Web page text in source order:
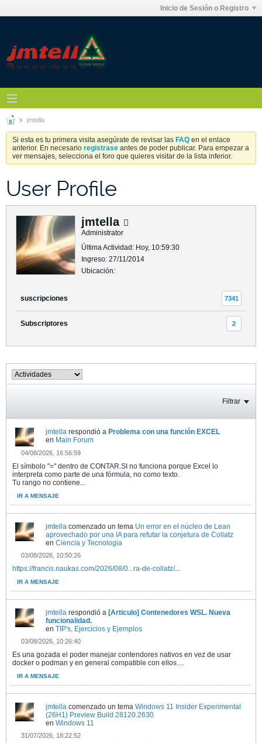
Inicio de Sesión o Registro
jmtella
Si esta es tu primera visita asegúrate de revisar las FAQ en el enlace
anterior. En necesario registrase antes de poder publicar. Para empezar a
ver mensajes, selecciona el foro que quieres visitar de la lista inferior.
User Profile
jmtella
Administrator
Última Actividad: Hoy, 10:59:30
Ingreso: 27/11/2014
Ubicación:
suscripciones 7341
Subscriptores 2
Filtrar
jmtella respondió a Problema con una función EXCEL
en Main Forum
04/08/2026, 16:56:59
El símbolo "=" dentro de CONTAR.SI no funciona porque Excel lo
interpreta como parte de una fórmula, no como texto.
Tu rango no contiene...
IR A MENSAJE
jmtella comenzado un tema Un error en el núcleo de Lean
aprovechado por una IA para refutar la conjetura de Collatz
en Ciencia y Tecnologia
03/08/2026, 10:50:26
https://francis.naukas.com/2026/08/0...ra-de-collatz/...
IR A MENSAJE
jmtella respondió a [Articulo] Contenedores WSL. Nueva
funcionalidad.
en TIP's, Ejercicios y Ejemplos
03/08/2026, 10:26:40
Es una gozada el poder manejar contendores nativos en vez de usar
docker o podman y en general compatible con ellos....
IR A MENSAJE
jmtella comenzado un tema Windows 11 Insider Experimental
(26H1) Preview Build 28120.2630
en Windows 11
31/07/2026, 18:22:52